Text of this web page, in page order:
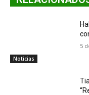
Noticias
5